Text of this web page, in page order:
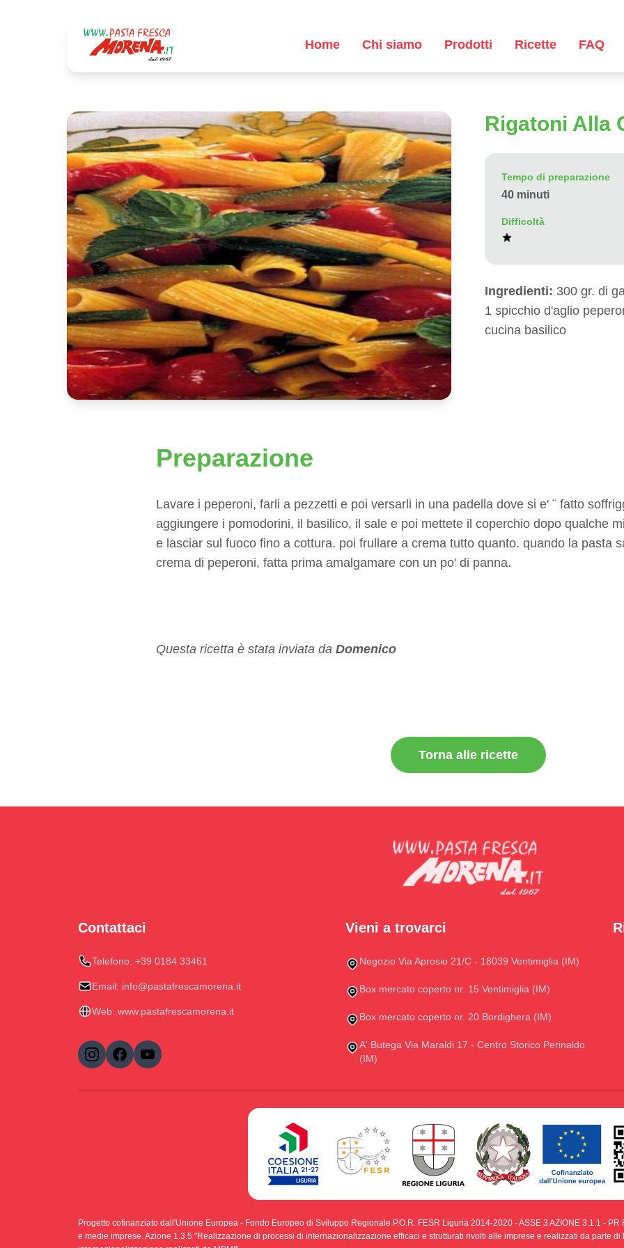
Home Chi siamo Prodotti Ricette FAQ
Rigatoni Alla
Tempo di preparazione
40 minuti
Difficoltà
Ingredienti: 300 gr. di
1 spicchio d'aglio
cucina basilico
Preparazione
Lavare i peperoni, farli a pezzetti e poi versarli in una padella dove si e' ¨ fatto
aggiungere i pomodorini, il basilico, il sale e poi mettete il coperchio dopo qualche
e lasciar sul fuoco fino a cottura. poi frullare a crema tutto quanto. quando la pasta
crema di peperoni, fatta prima amalgamare con un po' di panna.
Questa ricetta è stata inviata da Domenico
Torna alle ricette
Contattaci
Telefono: +39 0184 33461
Email: info@pastafrescamorena.it
Web: www.pastafrescamorena.it
Vieni a trovarci
Negozio Via Aprosio 21/C - 18039 Ventimiglia (IM)
Box mercato coperto nr. 15 Ventimiglia (IM)
Box mercato coperto nr. 20 Bordighera (IM)
A' Butega Via Maraldi 17 - Centro Storico Perinaldo
(IM)
Progetto cofinanziato dall'Unione Europea - Fondo Europeo di Sviluppo Regionale P.O.R. FESR Liguria 2014-2020 - ASSE 3 AZIONE 3.1.1 -
e medie imprese. Azione 1.3.5 "Realizzazione di processi di internazionalizzazione efficaci e strutturati rivolti alle imprese e realizzati da parte